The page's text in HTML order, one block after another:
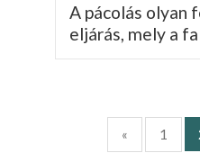
A pácolás olyan
eljárás, mely a
« 1